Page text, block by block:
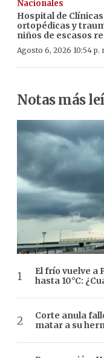
Nacionales
Hospital de
ortopédicas y
niños de escasos
Agosto 6, 2026 10:54 p.
Notas más
El frío vuelve a
hasta 10°C:
Corte anula
matar a su